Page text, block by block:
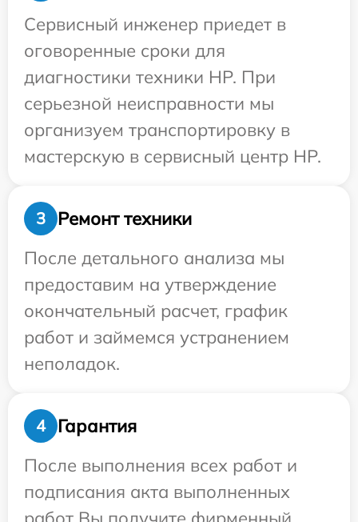
Сервисный инженер приедет в
оговоренные сроки для
диагностики техники HP. При
серьезной неисправности мы
организуем транспортировку в
мастерскую в сервисный центр HP.
3
Ремонт техники
После детального анализа мы
предоставим на утверждение
окончательный расчет, график
работ и займемся устранением
неполадок.
4
Гарантия
После выполнения всех работ и
подписания акта выполненных